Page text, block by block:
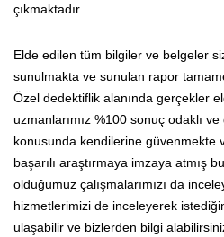
çıkmaktadır.
Elde edilen tüm bilgiler ve belgeler
sunulmakta ve sunulan rapor
Özel dedektiflik alanında gerçekler
uzmanlarımız %100 sonuç odaklı
konusunda kendilerine güvenmekte
başarılı araştırmaya imzaya atmış
olduğumuz çalışmalarımızı da
hizmetlerimizi de inceleyerek
ulaşabilir ve bizlerden bilgi